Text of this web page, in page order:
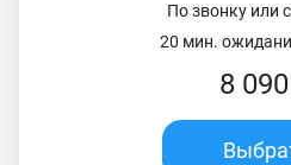
По звонку или
20 мин.
8